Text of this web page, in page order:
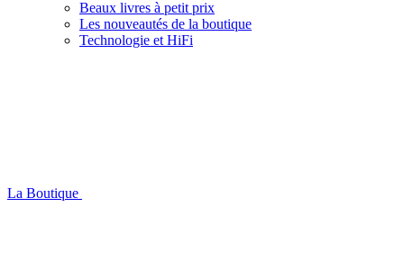
Beaux livres à petit prix
Les nouveautés de la boutique
Technologie et HiFi
La Boutique